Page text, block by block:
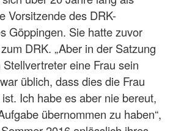
Vorsitzende des DRK-
Göppingen. Sie hatte zuvor
DRK. „Aber in der Satzung
eine Frau sein
üblich, dass dies die Frau
Ich habe es aber nie bereut,
übernommen zu haben“,